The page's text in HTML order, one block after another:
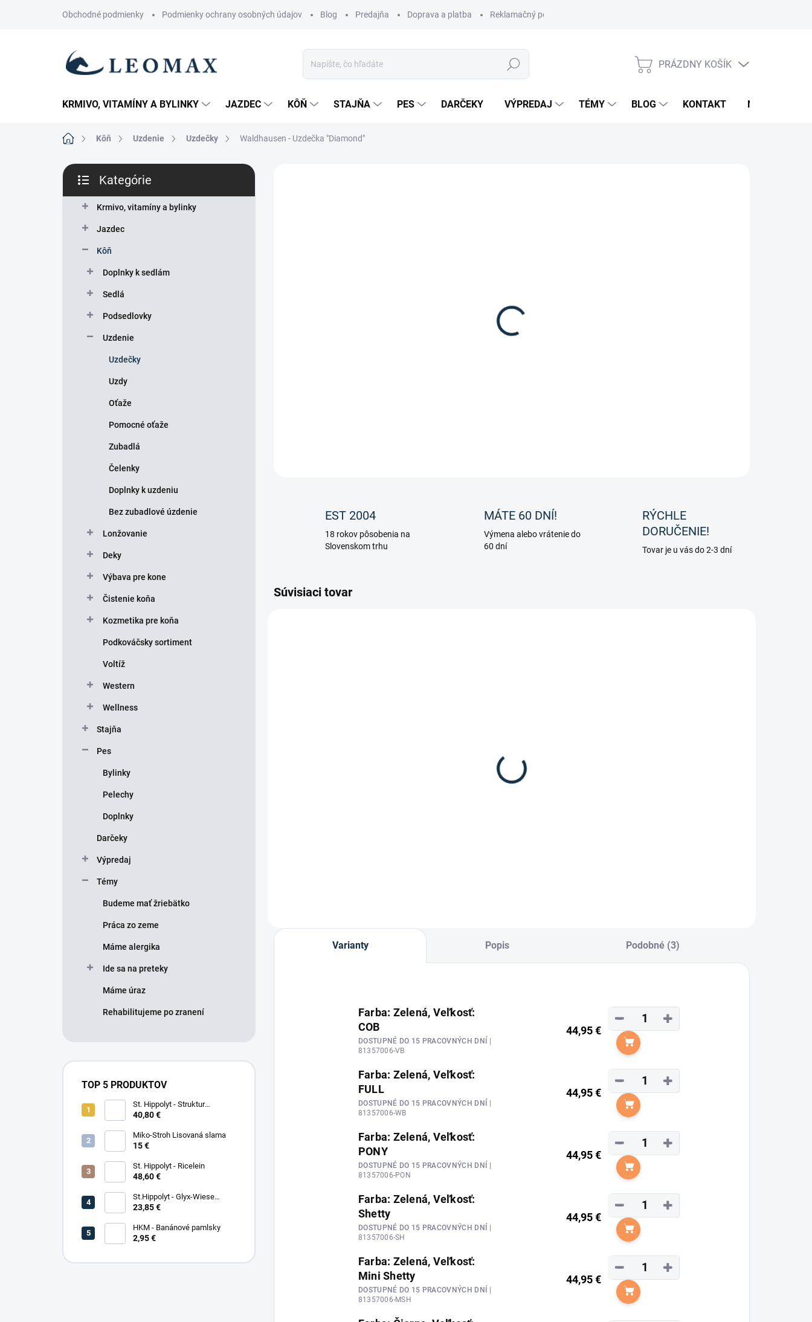
Obchodné podmienky Podmienky ochrany osobných údajov Blog Predajňa Doprava a platba Reklamačný poriadok
Hľadať
NÁKUPNÝ
PRÁZDNY KOŠÍK
KRMIVO, VITAMÍNY A BYLINKY JAZDEC KÔŇ STAJŇA PES DARČEKY VÝPREDAJ TÉMY BLOG KONTAKT NOVINKY
DomovKôň Uzdenie Uzdečky Waldhausen - Uzdečka "Diamond"
B
č
kategórie
Kategórie
Krmivo, vitamíny a bylinky
Jazdec
Kôň
Doplnky k sedlám
Sedlá
Podsedlovky
Uzdenie
Uzdečky
Uzdy
Oťaže
Pomocné oťaže
Zubadlá
Čelenky
Doplnky k uzdeniu
Bez zubadlové úzdenie
Lonžovanie
Deky
Výbava pre kone
Čistenie koňa
Kozmetika pre koňa
Podkováčsky sortiment
Voltíž
Western
Wellness
Stajňa
Pes
Bylinky
Pelechy
Doplnky
Darčeky
Výpredaj
Témy
Budeme mať žriebätko
Práca zo zeme
Máme alergika
Ide sa na preteky
Máme úraz
Rehabilitujeme po zranení
TOP 5 PRODUKTOV
St. Hippolyt - Struktur
Energetikum
40,80 €
Miko-Stroh Lisovaná slama
15 €
St. Hippolyt - Ricelein
48,60 €
St.Hippolyt - Glyx-Wiese
Seniorfaser
23,85 €
HKM - Banánové pamlsky
2,95 €
EST 2004
18 rokov pôsobenia na
Slovenskom trhu
MÁTE 60 DNÍ!
Výmena alebo vrátenie do
60 dní
RÝCHLE
DORUČENIE!
Tovar je u vás do 2-3 dní
Súvisiaci tovar
Varianty Popis Podobné (3)
Farba: Zelená, Veľkosť:
COB
DOSTUPNÉ DO 15 PRACOVNÝCH DNÍ
81357006-VB
44,95 €
+
−
Do košíka
Farba: Zelená, Veľkosť:
FULL
DOSTUPNÉ DO 15 PRACOVNÝCH DNÍ
81357006-WB
44,95 €
+
−
Do košíka
Farba: Zelená, Veľkosť:
PONY
DOSTUPNÉ DO 15 PRACOVNÝCH DNÍ
81357006-PON
44,95 €
+
−
Do košíka
Farba: Zelená, Veľkosť:
Shetty
DOSTUPNÉ DO 15 PRACOVNÝCH DNÍ
81357006-SH
44,95 €
+
−
Do košíka
Farba: Zelená, Veľkosť:
Mini Shetty
DOSTUPNÉ DO 15 PRACOVNÝCH DNÍ
81357006-MSH
44,95 €
+
−
Do košíka